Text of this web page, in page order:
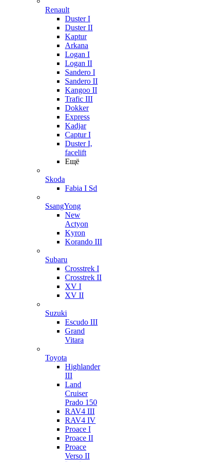
Renault
Duster I
Duster II
Kaptur
Arkana
Logan I
Logan II
Sandero I
Sandero II
Kangoo II
Trafic III
Dokker
Express
Kadjar
Captur I
Duster I,
facelift
Ещё
Skoda
Fabia I Sd
SsangYong
New
Actyon
Kyron
Korando III
Subaru
Crosstrek I
Crosstrek II
XV I
XV II
Suzuki
Escudo III
Grand
Vitara
Toyota
Highlander
III
Land
Cruiser
Prado 150
RAV4 III
RAV4 IV
Proace I
Proace II
Proace
Verso II